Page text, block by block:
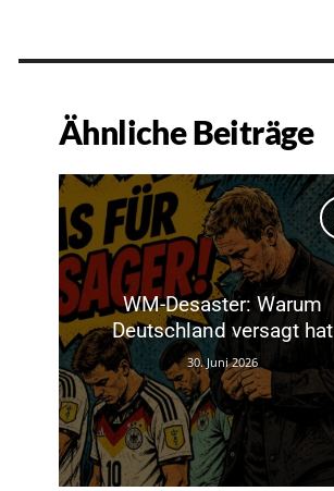
Ähnliche Beiträge
WM-Desaster: Warum
Deutschland versagt hat
30. Juni 2026